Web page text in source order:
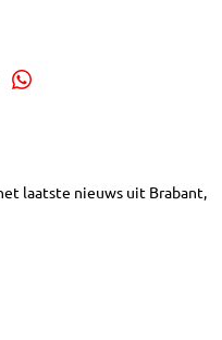
laatste nieuws uit Brabant,